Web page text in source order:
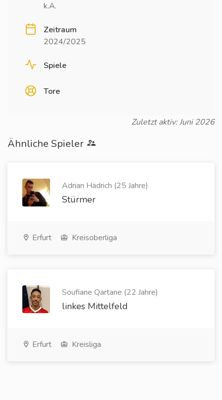
k.A.
Zeitraum
2024/2025
Spiele
Tore
Zuletzt aktiv: Juni 2026
Ähnliche Spieler
Adrian Hädrich (25 Jahre)
Stürmer
Erfurt Kreisoberliga
Soufiane Qartane (22 Jahre)
linkes Mittelfeld
Erfurt Kreisliga